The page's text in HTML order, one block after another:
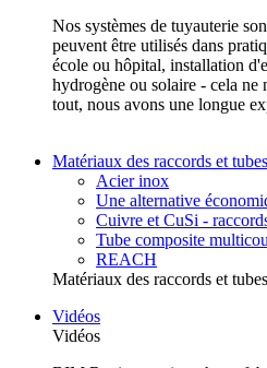
Nos systèmes de tuyauterie
peuvent être utilisés dans
école ou hôpital, installation
hydrogène ou solaire - cela ne
tout, nous avons une longue
Matériaux des raccords et tubes
Acier inox
Une alternative
Cuivre et CuSi -
Tube composite
REACH
Matériaux des raccords et tubes
Vidéos
Vidéos